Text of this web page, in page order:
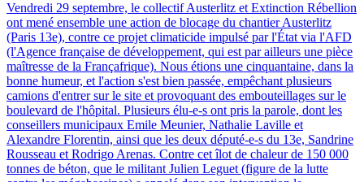
Vendredi 29 septembre, le collectif Austerlitz et Extinction Rébellion
ont mené ensemble une action de blocage du chantier Austerlitz
(Paris 13e), contre ce projet climaticide impulsé par l'État via l'AFD
(l'Agence française de développement, qui est par ailleurs une pièce
maîtresse de la Françafrique). Nous étions une cinquantaine, dans la
bonne humeur, et l'action s'est bien passée, empêchant plusieurs
camions d'entrer sur le site et provoquant des embouteillages sur le
boulevard de l'hôpital. Plusieurs élu-e-s ont pris la parole, dont les
conseillers municipaux Emile Meunier, Nathalie Laville et
Alexandre Florentin, ainsi que les deux député-e-s du 13e, Sandrine
Rousseau et Rodrigo Arenas. Contre cet îlot de chaleur de 150 000
tonnes de béton, que le militant Julien Leguet (figure de la lutte